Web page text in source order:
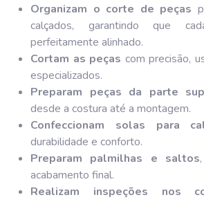
Organizam o corte de peças
calçados, garantindo que
perfeitamente alinhado.
Cortam as peças com precisão,
especializados.
Preparam peças da parte
desde a costura até a montagem.
Confeccionam solas para
durabilidade e conforto.
Preparam palmilhas e saltos
acabamento final.
Realizam inspeções nos